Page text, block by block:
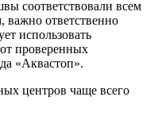
соответствовали всем
ответственно
использовать
проверенных
«Аквастоп».
центров чаще всего